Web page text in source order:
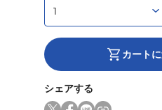
カート
シェアする